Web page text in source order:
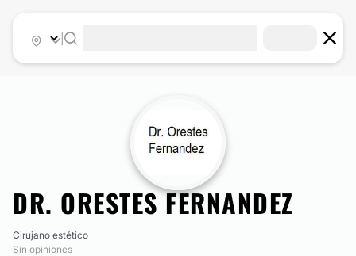
DR. ORESTES FERNANDEZ
Cirujano estético
Sin opiniones